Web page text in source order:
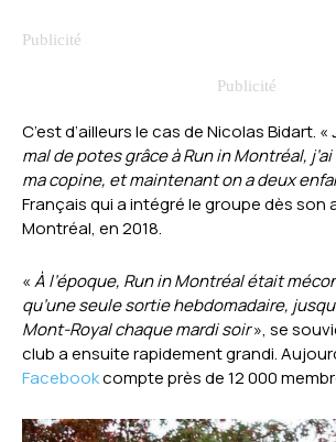
C’est d’ailleurs le cas de Nicolas Bidart. «
mal de potes grâce à Run in Montréal,
ma copine, et maintenant on a deux
Français qui a intégré le groupe dès son
Montréal, en 2018.
«À l’époque, Run in Montréal était
qu’une seule sortie hebdomadaire,
Mont-Royal chaque mardi soir», se
club a ensuite rapidement grandi.
Facebookcompte près de 12 000